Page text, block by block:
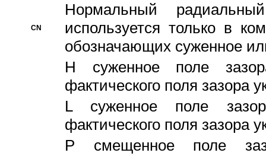
CN
Hормальный
используется только в
обозначающих суженное
H суженное поле
фактического поля зазора
L суженное поле
фактического поля зазора
P смещенное поле